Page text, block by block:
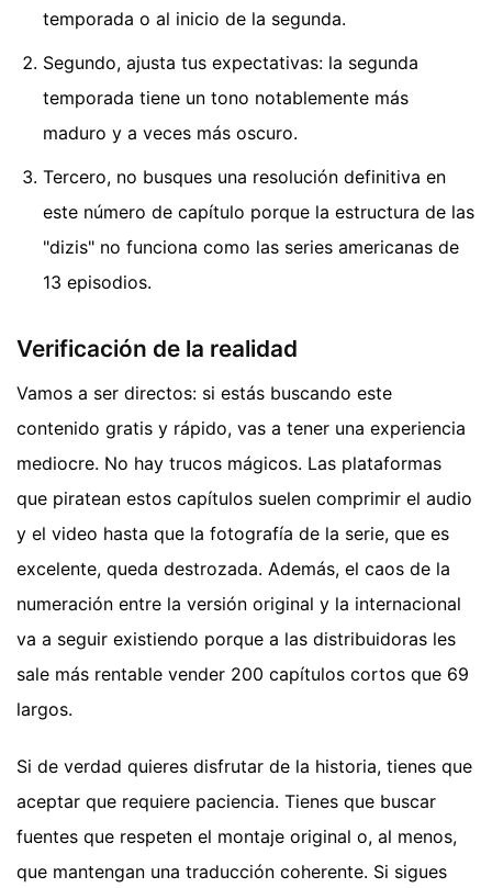
temporada o al inicio de la segunda.
Segundo, ajusta tus expectativas: la segunda
temporada tiene un tono notablemente más
maduro y a veces más oscuro.
Tercero, no busques una resolución definitiva en
este número de capítulo porque la estructura de las
"dizis" no funciona como las series americanas de
13 episodios.
Verificación de la realidad
Vamos a ser directos: si estás buscando este
contenido gratis y rápido, vas a tener una experiencia
mediocre. No hay trucos mágicos. Las plataformas
que piratean estos capítulos suelen comprimir el audio
y el video hasta que la fotografía de la serie, que es
excelente, queda destrozada. Además, el caos de la
numeración entre la versión original y la internacional
va a seguir existiendo porque a las distribuidoras les
sale más rentable vender 200 capítulos cortos que 69
largos.
Si de verdad quieres disfrutar de la historia, tienes que
aceptar que requiere paciencia. Tienes que buscar
fuentes que respeten el montaje original o, al menos,
que mantengan una traducción coherente. Si sigues